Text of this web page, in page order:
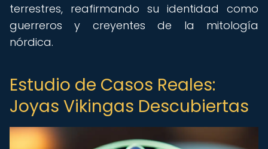
terrestres, reafirmando su identidad como
guerreros y creyentes de la mitología
nórdica.
Estudio de Casos Reales:
Joyas Vikingas Descubiertas